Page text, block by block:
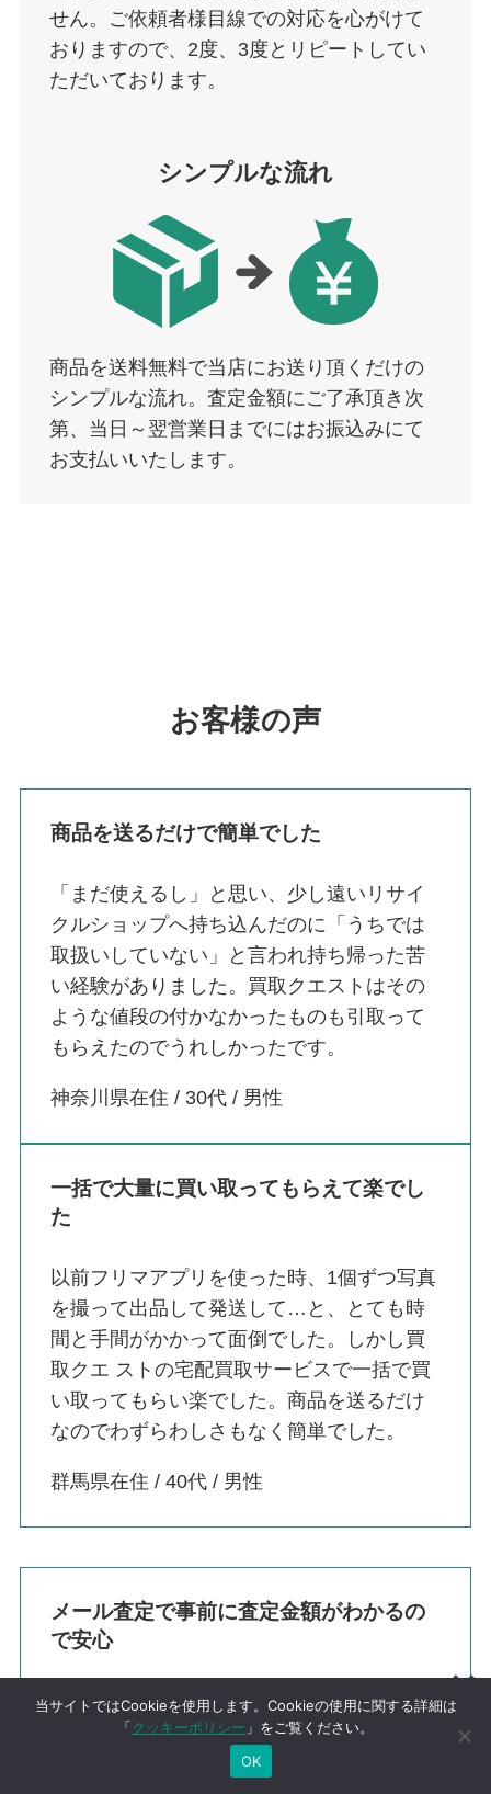
せん。ご依頼者様目線での対応を心がけて
おりますので、2度、3度とリピートしてい
ただいております。
シンプルな流れ
商品を送料無料で当店にお送り頂くだけの
シンプルな流れ。査定金額にご了承頂き次
第、当日～翌営業日までにはお振込みにて
お支払いいたします。
お客様の声
商品を送るだけで簡単でした
「まだ使えるし」と思い、少し遠いリサイ
クルショップへ持ち込んだのに「うちでは
取扱いしていない」と言われ持ち帰った苦
い経験がありました。買取クエストはその
ような値段の付かなかったものも引取って
もらえたのでうれしかったです。
神奈川県在住 / 30代 / 男性
一括で大量に買い取ってもらえて楽でし
た
以前フリマアプリを使った時、1個ずつ写真
を撮って出品して発送して…と、とても時
間と手間がかかって面倒でした。しかし買
取クエ ストの宅配買取サービスで一括で買
い取ってもらい楽でした。商品を送るだけ
なのでわずらわしさもなく簡単でした。
群馬県在住 / 40代 / 男性
メール査定で事前に査定金額がわかるの
で安心
「これは買い取ってもらえるのかな？」と
いうアイテムでも事前に査定してくれるの
で、安心して買取ができました。ほかの買
当サイトではCookieを使用します。Cookieの使用に関する詳細は
「クッキーポリシー 」をご覧ください。
OK